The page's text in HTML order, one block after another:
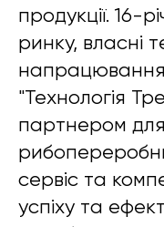
продукції. 16-
ринку, власні
"Технологія
партнером
сервіс та
успіху та